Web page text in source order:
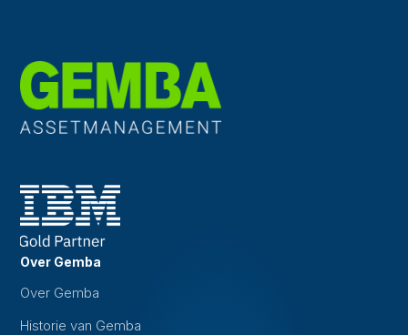
Over Gemba
Over Gemba
Historie van Gemba